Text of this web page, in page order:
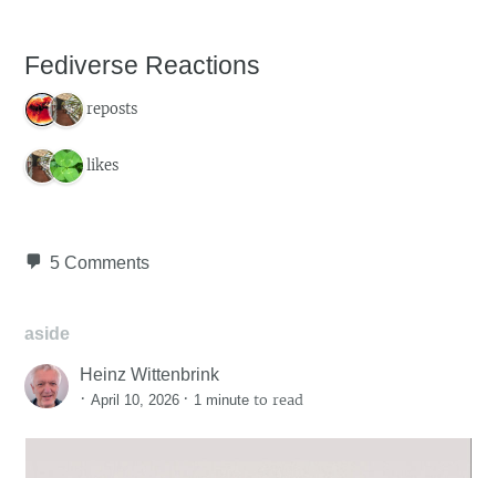
Fediverse Reactions
2 reposts
2 likes
5 Comments
aside
Heinz Wittenbrink
·April 10, 2026 · 1 minute to read